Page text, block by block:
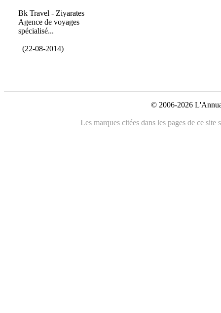
Bk Travel - Ziyarates
Agence de voyages
spécialisé...
(22-08-2014)
© 2006-2026
Les marques citées dans les pages de ce